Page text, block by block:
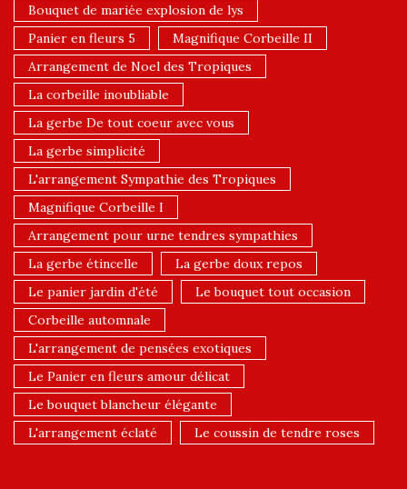
Bouquet de mariée explosion de lys
Panier en fleurs 5
Magnifique Corbeille II
Arrangement de Noel des Tropiques
La corbeille inoubliable
La gerbe De tout coeur avec vous
La gerbe simplicité
L'arrangement Sympathie des Tropiques
Magnifique Corbeille I
Arrangement pour urne tendres sympathies
La gerbe étincelle
La gerbe doux repos
Le panier jardin d'été
Le bouquet tout occasion
Corbeille automnale
L'arrangement de pensées exotiques
Le Panier en fleurs amour délicat
Le bouquet blancheur élégante
L'arrangement éclaté
Le coussin de tendre roses